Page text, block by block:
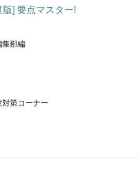
] 要点マスター!
集部編
策コーナー